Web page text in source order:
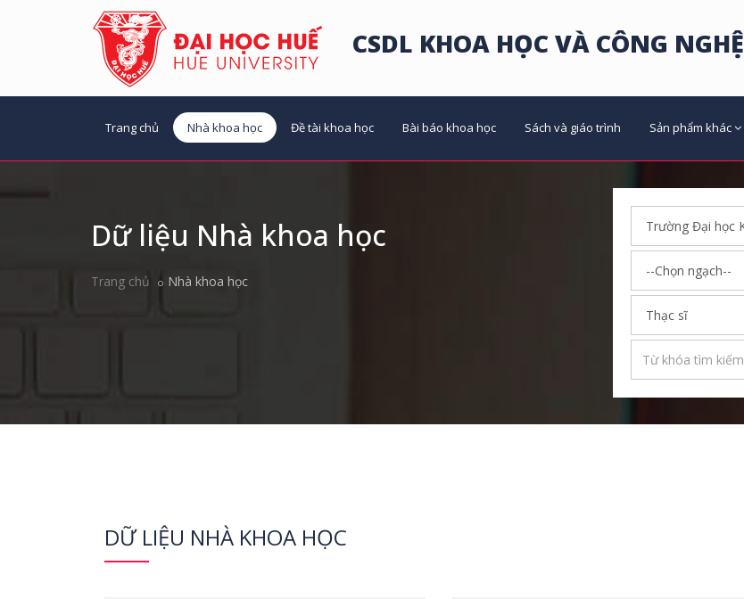
CSDL KHOA HỌC VÀ CÔNG NGHỆ
Trang chủ Nhà khoa học Đề tài khoa học Bài báo khoa học Sách và giáo trình Sản phẩm khác
Dữ liệu Nhà khoa học
Trang chủ Nhà khoa học
DỮ LIỆU NHÀ KHOA HỌC